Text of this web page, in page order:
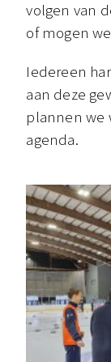
volgen van
of mogen
Iedereen
aan deze
plannen we
agenda.